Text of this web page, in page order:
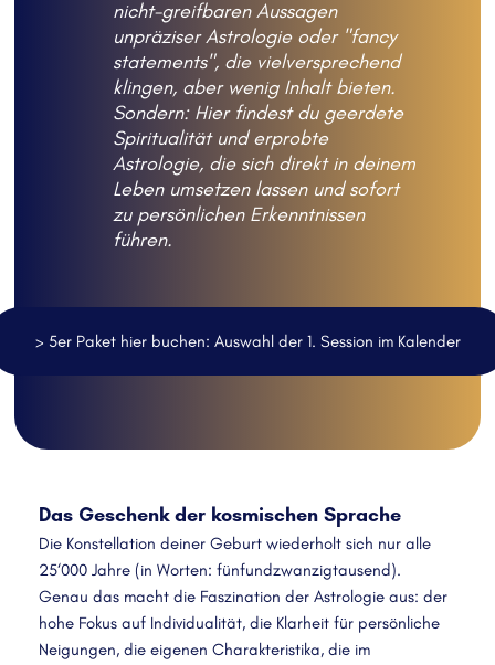
nicht-greifbaren Aussagen
unpräziser Astrologie oder "fancy
statements", die vielversprechend
klingen, aber wenig Inhalt bieten.
Sondern: Hier findest du geerdete
Spiritualität und erprobte
Astrologie, die sich direkt in deinem
Leben umsetzen lassen und sofort
zu persönlichen Erkenntnissen
führen.
> 5er Paket hier buchen: Auswahl der 1. Session im Kalender
Das Geschenk der kosmischen Sprache
Die Konstellation deiner Geburt wiederholt sich nur alle
25‘000 Jahre (in Worten: fünfundzwanzigtausend).
Genau das macht die Faszination der Astrologie aus: der
hohe Fokus auf Individualität, die Klarheit für persönliche
Neigungen, die eigenen Charakteristika, die im